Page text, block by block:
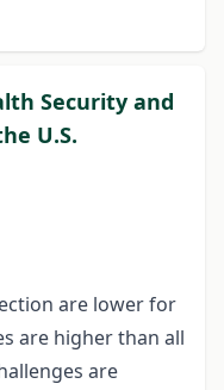
Security and
U.S.
are lower for
are higher than all
are